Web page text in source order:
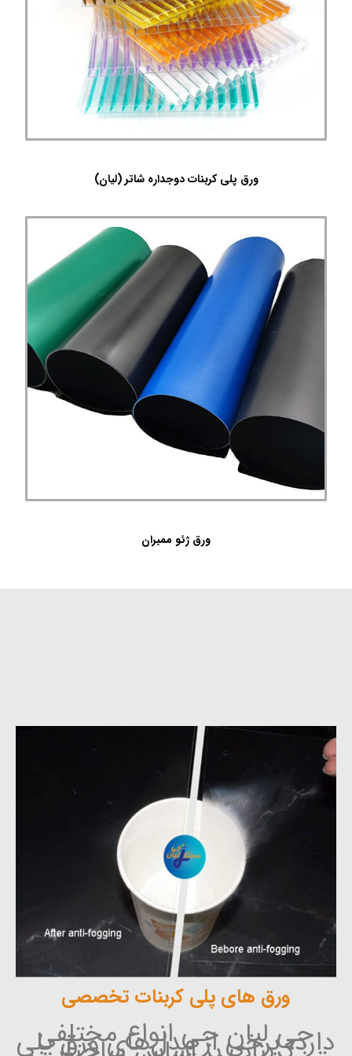
ورق پلی کربنات دوجداره شاتر (لیان)
ورق ژئو ممبران
ورق های پلی کربنات تخصصی
جی لیان جی انواع مختلفی
دارد، برخی از مدل‌های ورق پلی